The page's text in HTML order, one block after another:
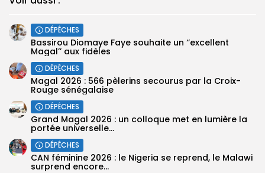
DÉPÊCHES
Bassirou Diomaye Faye souhaite un ‘’excellent
Magal’’ aux fidèles
DÉPÊCHES
Magal 2026 : 566 pèlerins secourus par la Croix-
Rouge sénégalaise
DÉPÊCHES
Grand Magal 2026 : un colloque met en lumière la
portée universelle...
DÉPÊCHES
‎CAN féminine 2026 : le Nigeria se reprend, le Malawi
surprend encore...